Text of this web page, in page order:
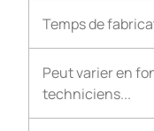
Temps de
Peut varier en
techniciens...